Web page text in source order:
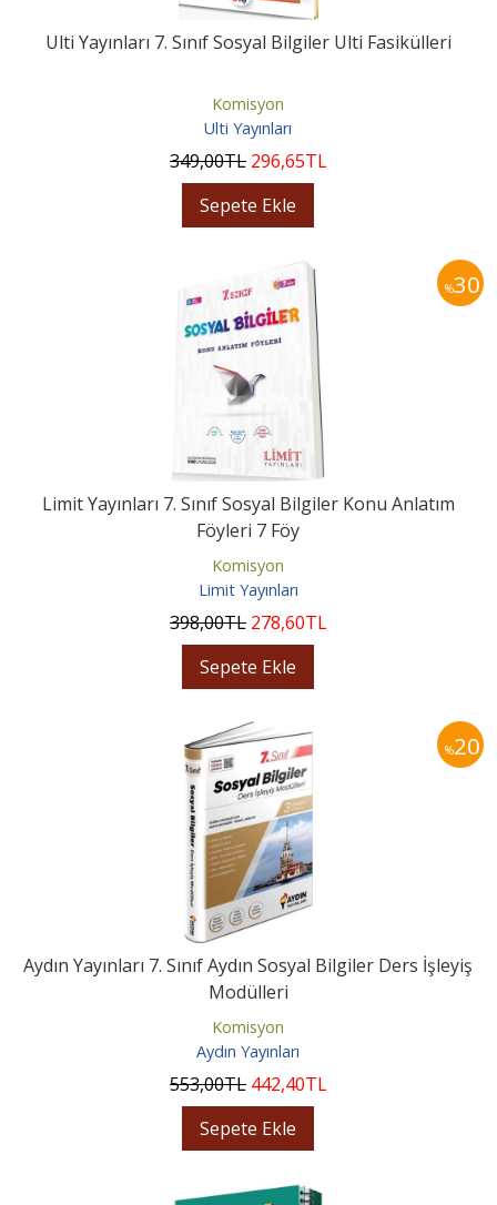
Ulti Yayınları 7. Sınıf Sosyal Bilgiler Ulti Fasikülleri
Komisyon
Ulti Yayınları
349,00TL 296,65TL
Sepete Ekle
%30
Limit Yayınları 7. Sınıf Sosyal Bilgiler Konu Anlatım
Föyleri 7 Föy
Komisyon
Limit Yayınları
398,00TL 278,60TL
Sepete Ekle
%20
Aydın Yayınları 7. Sınıf Aydın Sosyal Bilgiler Ders İşleyiş
Modülleri
Komisyon
Aydın Yayınları
553,00TL 442,40TL
Sepete Ekle